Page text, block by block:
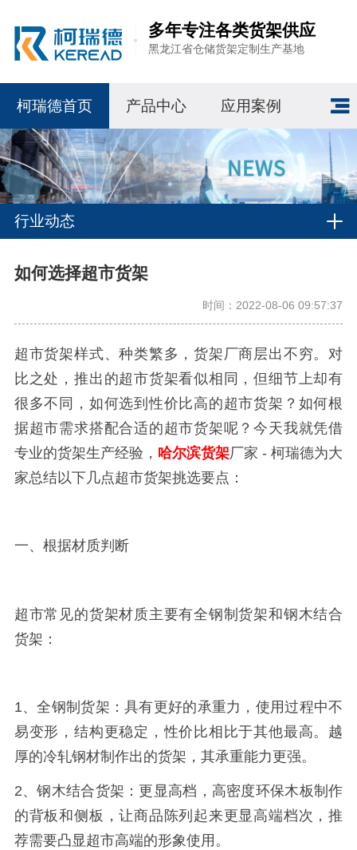
多年专注各类货架供应
黑龙江省仓储货架定制生产基地
柯瑞德首页 产品中心 应用案例
行业动态
如何选择超市货架
时间：2022-08-06 09:57:37
超市货架样式、种类繁多，货架厂商层出不穷。对
比之处，推出的超市货架看似相同，但细节上却有
很多不同，如何选到性价比高的超市货架？如何根
据超市需求搭配合适的超市货架呢？今天我就凭借
专业的货架生产经验， 哈尔滨货架厂家 - 柯瑞德为大
家总结以下几点超市货架挑选要点：
一、根据材质判断
超市常见的货架材质主要有全钢制货架和钢木结合
货架：
1、全钢制货架：具有更好的承重力，使用过程中不
易变形，结构更稳定，性价比相比于其他最高。越
厚的冷轧钢材制作出的货架，其承重能力更强。
2、钢木结合货架：更显高档，高密度环保木板制作
的背板和侧板，让商品陈列起来更显高端档次，推
荐需要凸显超市高端的形象使用。